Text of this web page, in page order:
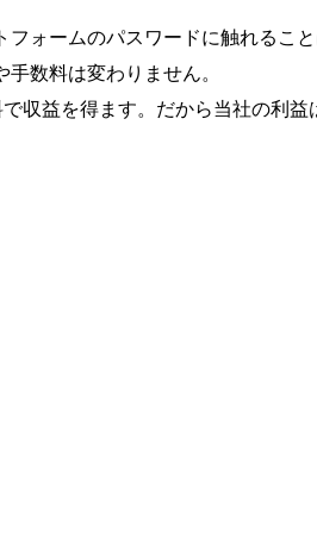
ォームのパスワードに触れること
数料は変わりません。
益を得ます。だから当社の利益